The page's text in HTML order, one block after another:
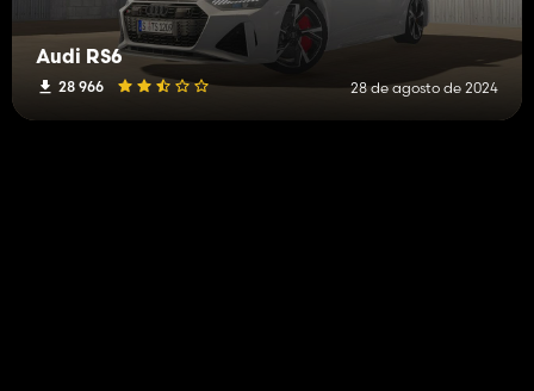
Audi RS6
28 966 28 de agosto de 2024